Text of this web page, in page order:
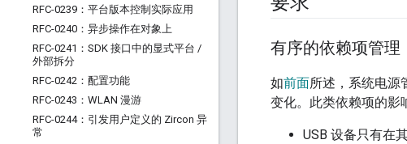
RFC-0239：平台版本控制实际应用
RFC-0240：异步操作在对象上
RFC-0241：SDK 接口中的显式平台 /
外部拆分
RFC-0242：配置功能
RFC-0243：WLAN 漫游
RFC-0244：引发用户定义的 Zircon 异
常
有序的依赖项管理
如前面所述，系统电源
变化。此类依赖项的影
USB 设备只有在